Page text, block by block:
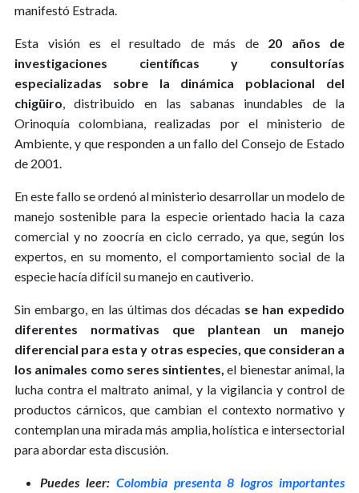
manifestó Estrada.
Esta visión es el resultado de más de 20 años de
investigaciones científicas y consultorías
especializadas sobre la dinámica poblacional del
chigüiro, distribuido en las sabanas inundables de la
Orinoquía colombiana, realizadas por el ministerio de
Ambiente, y que responden a un fallo del Consejo de Estado
de 2001.
En este fallo se ordenó al ministerio desarrollar un modelo de
manejo sostenible para la especie orientado hacia la caza
comercial y no zoocría en ciclo cerrado, ya que, según los
expertos, en su momento, el comportamiento social de la
especie hacía difícil su manejo en cautiverio.
Sin embargo, en las últimas dos décadas se han expedido
diferentes normativas que plantean un manejo
diferencial para esta y otras especies, que consideran a
los animales como seres sintientes,el bienestar animal, la
lucha contra el maltrato animal, y la vigilancia y control de
productos cárnicos, que cambian el contexto normativo y
contemplan una mirada más amplia, holística e intersectorial
para abordar esta discusión.
Puedes leer: Colombia presenta 8 logros importantes